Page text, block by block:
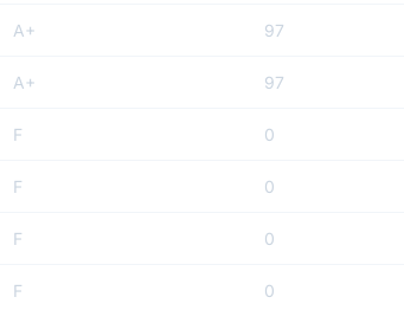
A+ 97
A+ 97
F 0
F 0
F 0
F 0